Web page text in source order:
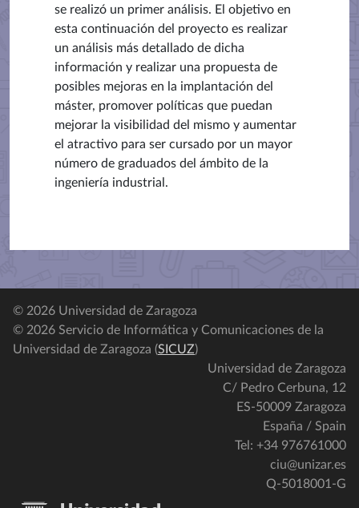
se realizó un primer análisis. El objetivo en
esta continuación del proyecto es realizar
un análisis más detallado de dicha
información y realizar una propuesta de
posibles mejoras en la implantación del
máster, promover políticas que puedan
mejorar la visibilidad del mismo y aumentar
el atractivo para ser cursado por un mayor
número de graduados del ámbito de la
ingeniería industrial.
© 2026 Universidad de Zaragoza
© 2026 Servicio de Informática y Comunicaciones de la
Universidad de Zaragoza (SICUZ)
Universidad de Zaragoza
C/ Pedro Cerbuna, 12
ES-50009 Zaragoza
España / Spain
Tel: +34 976761000
ciu@unizar.es
Q-5018001-G